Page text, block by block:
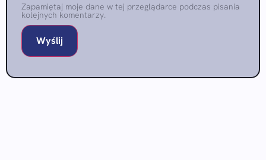
Zapamiętaj moje dane w tej przeglądarce podczas pisania
kolejnych komentarzy.